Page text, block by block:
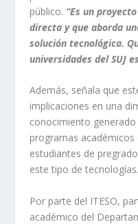
público. “Es un
directa y que aborda
solución tecnológica.
universidades del SUJ
Además, señala que
implicaciones en una
conocimiento
programas académicos
estudiantes de
este tipo de tecnologías.
Por parte del ITESO,
académico del